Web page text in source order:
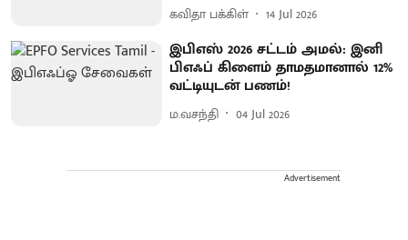
கவிதா பக்கிள் 14 Jul 2026
இபிஎஸ் 2026 சட்டம் அமல்: இனி
பிஎஃப் கிளைம் தாமதமானால் 12%
வட்டியுடன் பணம்!
ம.வசந்தி 04 Jul 2026
Advertisement